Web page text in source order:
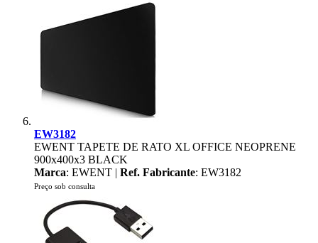
EW3182
EWENT TAPETE DE RATO XL OFFICE NEOPRENE
900x400x3 BLACK
Marca: EWENT | Ref. Fabricante: EW3182
Preço sob consulta